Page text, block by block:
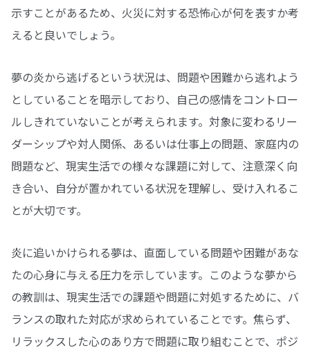
示すことがあるため、火災に対する恐怖心が何を表すか考
えると良いでしょう。
夢の炎から逃げるという状況は、問題や困難から逃れよう
としていることを暗示しており、自己の感情をコントロー
ルしきれていないことが考えられます。対象に変わるリー
ダーシップや対人関係、あるいは仕事上の問題、家庭内の
問題など、現実生活での様々な課題に対して、注意深く向
き合い、自分が置かれている状況を理解し、受け入れるこ
とが大切です。
炎に追いかけられる夢は、直面している問題や困難があな
たの心身に与える圧力を示しています。このような夢から
の教訓は、現実生活での課題や問題に対処するために、バ
ランスの取れた対応が求められていることです。焦らず、
リラックスした心のあり方で問題に取り組むことで、ポジ